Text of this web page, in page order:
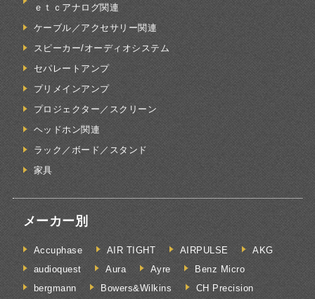
ｅｔｃアナログ関連
ケーブル／アクセサリー関連
スピーカー/オーディオシステム
セパレートアンプ
プリメインアンプ
プロジェクター／スクリーン
ヘッドホン関連
ラック／ボード／スタンド
家具
メーカー別
Accuphase AIR TIGHT AIRPULSE
AKG
audioquest
Aura Ayre
Benz Micro
bergmann
Bowers&Wilkins
CH Precision